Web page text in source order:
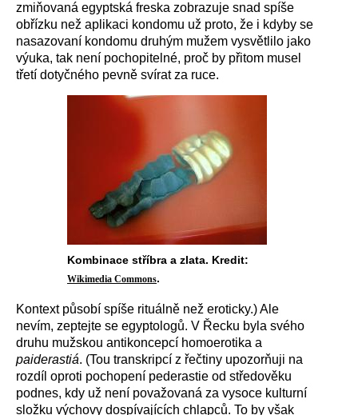
zmiňovaná egyptská freska zobrazuje snad spíše
obřízku než aplikaci kondomu už proto, že i kdyby se
nasazovaní kondomu druhým mužem vysvětlilo jako
výuka, tak není pochopitelné, proč by přitom musel
třetí dotyčného pevně svírat za ruce.
Kombinace stříbra a zlata. Kredit:
Wikimedia Commons.
Kontext působí spíše rituálně než eroticky.) Ale
nevím, zeptejte se egyptologů. V Řecku byla svého
druhu mužskou antikoncepcí homoerotika a
paiderastiá. (Tou transkripcí z řečtiny upozorňuji na
rozdíl oproti pochopení pederastie od středověku
podnes, kdy už není považovaná za vysoce kulturní
složku výchovy dospívajících chlapců. To by však